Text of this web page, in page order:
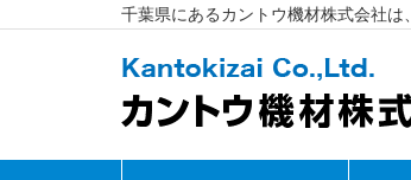
千葉県にあるカントウ機材株式会社は